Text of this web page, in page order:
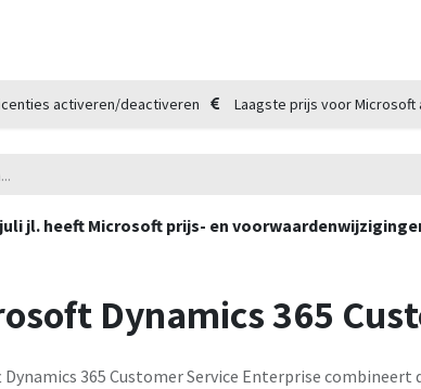
activeren/deactiveren Laagste prijs voor Microsoft
juli jl. heeft Microsoft prijs- en
Dynamics 365
Dynamics 365 Customer Service Enterprise